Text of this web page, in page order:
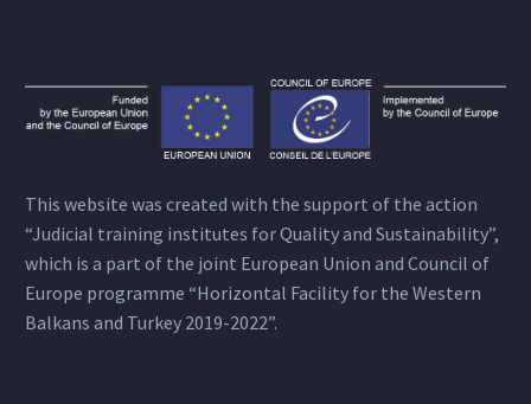
This website was created with the support of the action
“Judicial training institutes for Quality and Sustainability”,
which is a part of the joint European Union and Council of
Europe programme “Horizontal Facility for the Western
Balkans and Turkey 2019-2022”.